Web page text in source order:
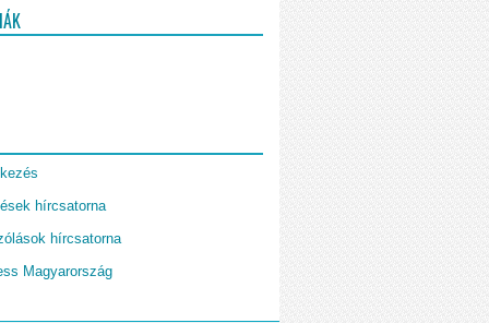
hírcsatorna
hírcsatorna
Magyarország